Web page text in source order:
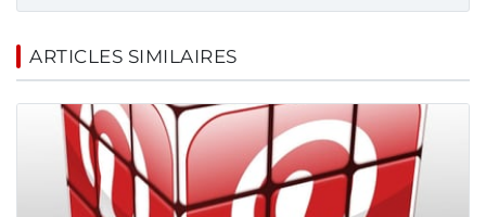
ARTICLES SIMILAIRES